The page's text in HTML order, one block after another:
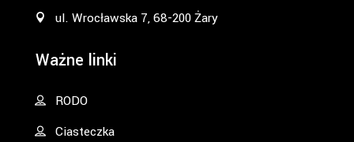
ul. Wrocławska 7, 68-200 Żary
Ważne linki
RODO
Ciasteczka